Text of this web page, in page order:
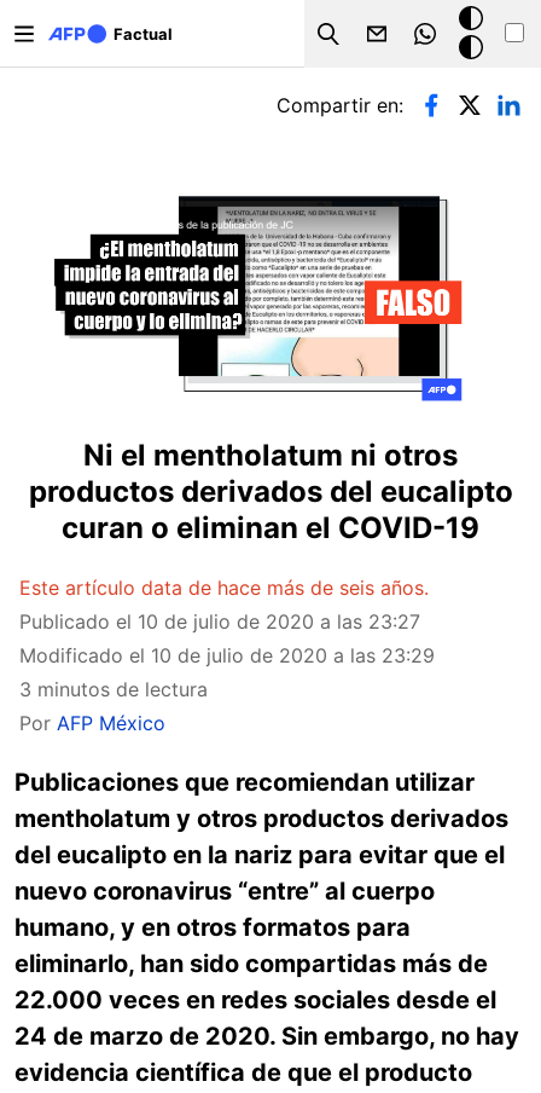
Factual
Search
Modo
oscuro
Solapas principales
Compartir en:
Ni el mentholatum ni otros
productos derivados del eucalipto
curan o eliminan el COVID-19
Este artículo data de hace más de seis años.
Publicado el 10 de julio de 2020 a las 23:27
Modificado el 10 de julio de 2020 a las 23:29
3 minutos de lectura
Por AFP México
Publicaciones que recomiendan utilizar
mentholatum y otros productos derivados
del eucalipto en la nariz para evitar que el
nuevo coronavirus “entre” al cuerpo
humano, y en otros formatos para
eliminarlo, han sido compartidas más de
22.000 veces en redes sociales desde el
24 de marzo de 2020. Sin embargo, no hay
evidencia científica de que el producto